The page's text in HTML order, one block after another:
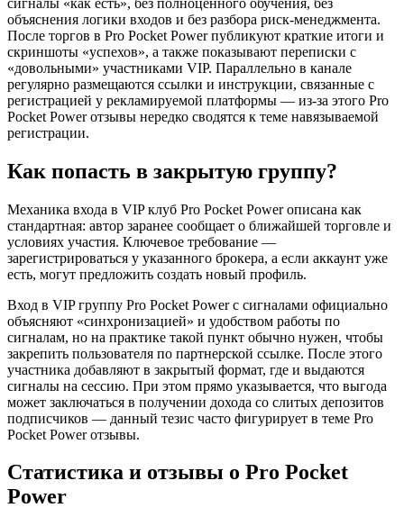
объяснения логики входов и без разбора риск-менеджмента.
После торгов в Pro Pocket Power публикуют краткие итоги и
скриншоты «успехов», а также показывают переписки с
«довольными» участниками VIP. Параллельно в канале
регулярно размещаются ссылки и инструкции, связанные с
регистрацией у рекламируемой платформы — из-за этого Pro
Pocket Power отзывы нередко сводятся к теме навязываемой
регистрации.
Как попасть в закрытую группу?
Механика входа в VIP клуб Pro Pocket Power описана как
стандартная: автор заранее сообщает о ближайшей торговле и
условиях участия. Ключевое требование —
зарегистрироваться у указанного брокера, а если аккаунт уже
есть, могут предложить создать новый профиль.
Вход в VIP группу Pro Pocket Power с сигналами официально
объясняют «синхронизацией» и удобством работы по
сигналам, но на практике такой пункт обычно нужен, чтобы
закрепить пользователя по партнерской ссылке. После этого
участника добавляют в закрытый формат, где и выдаются
сигналы на сессию. При этом прямо указывается, что выгода
может заключаться в получении дохода со слитых депозитов
подписчиков — данный тезис часто фигурирует в теме Pro
Pocket Power отзывы.
Статистика и отзывы о Pro Pocket
Power